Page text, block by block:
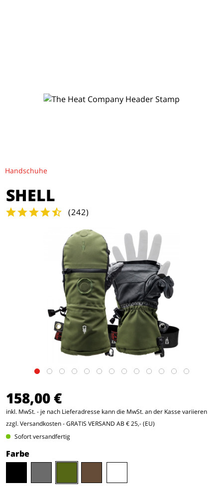
Handschuhe
SHELL
(242)
158,00 €
inkl. MwSt. - je nach Lieferadresse kann die MwSt. an der Kasse variieren
zzgl. Versandkosten- GRATIS VERSAND AB € 25,- (EU)
Sofort versandfertig
Farbe